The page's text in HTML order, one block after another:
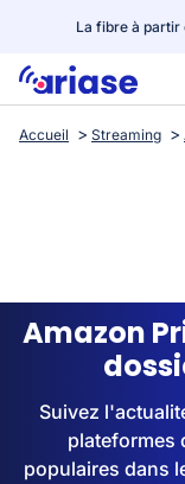
La fibre à partir
Box internet
Streaming
Accueil Streaming
Amazon
Suivez
plateformes
populaires dans